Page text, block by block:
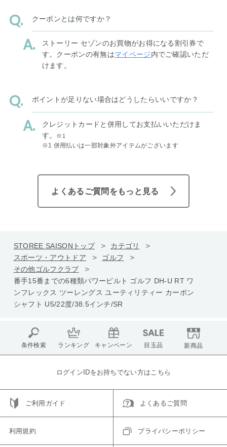
クーポンとは何ですか？
ストーリー セゾンのお買物がお得になる割引券で
す。クーポンの有無はマイページ内でご確認いただ
けます。
ポイントが足りない場合はどうしたらいいですか？
クレジットカードと併用してお支払いいただけま
す。
※1
※1 併用払いは一部対象外アイテムがございます
よくあるご質問をもっと見る
STOREE SAISONトップ
カテゴリ
スポーツ・アウトドア
ゴルフ
その他ゴルフクラブ
番手15番までの6種類パワービルト ゴルフ DH-U RT ワ
ンフレックス ツーレングス ユーティリティー カーボン
シャフト U5/22度/38.5インチ/SR
条件検索 ランキング キャンペーン 目玉品 新商品
ログインIDをお持ちでない方はこちら
ご利用ガイド よくあるご質問
利用規約 プライバシーポリシー